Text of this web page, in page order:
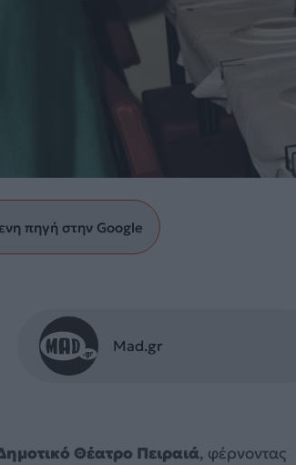
πηγή στην Google
Mad.gr
Θέατρο Πειραιά, φέρνοντας